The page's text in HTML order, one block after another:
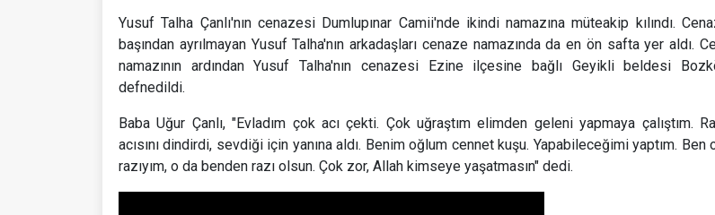
Yusuf Talha Çanlı'nın cenazesi Dumlupınar Camii'nde ikindi namazına müteakip kılındı.
başından ayrılmayan Yusuf Talha'nın arkadaşları cenaze namazında da en ön safta yer aldı.
namazının ardından Yusuf Talha'nın cenazesi Ezine ilçesine bağlı Geyikli beldesi
defnedildi.
Baba Uğur Çanlı, "Evladım çok acı çekti. Çok uğraştım elimden geleni yapmaya çalıştım.
acısını dindirdi, sevdiği için yanına aldı. Benim oğlum cennet kuşu. Yapabileceğimi yaptım. Ben
razıyım, o da benden razı olsun. Çok zor, Allah kimseye yaşatmasın" dedi.